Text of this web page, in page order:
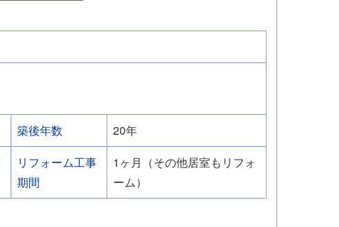
築後年数 20年
リフォーム工事
期間
1ヶ月（その他居室もリフォ
ーム）